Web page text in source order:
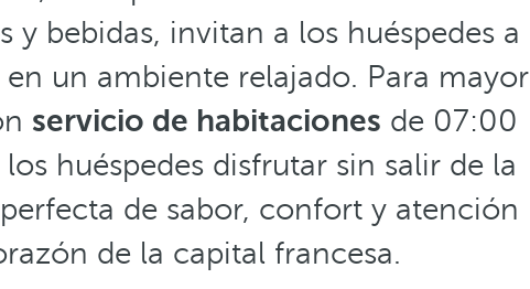
bebidas, invitan a los huéspedes a
un ambiente relajado. Para mayor
servicio de habitaciones de 07:00
huéspedes disfrutar sin salir de la
de sabor, confort y atención
de la capital francesa.